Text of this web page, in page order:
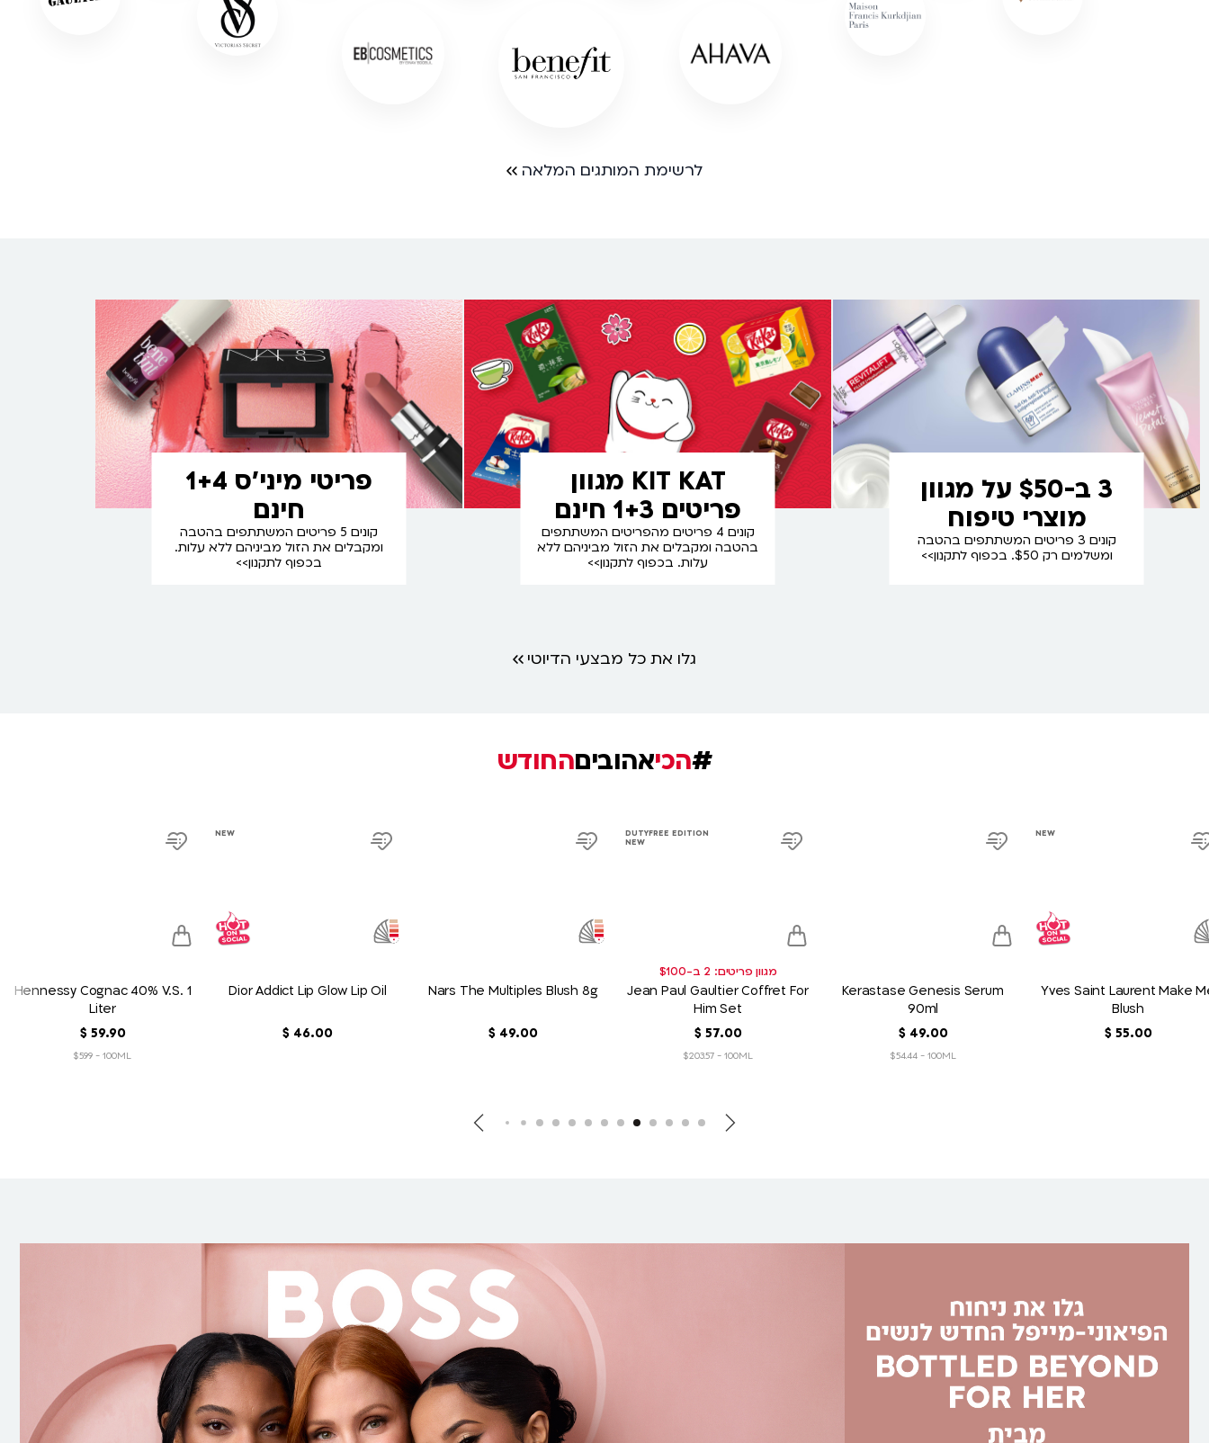
לרשימת המותגים המלאה
3 ב-$50 על מגוון
מוצרי טיפוח
קונים 3 פריטים המשתתפים בהטבה
ומשלמים רק $50. בכפוף לתקנון>>
KIT KAT מגוון
פריטים 1+3 חינם
קונים 4 פריטים מהפריטים המשתתפים
בהטבה ומקבלים את הזול מביניהם ללא
עלות. בכפוף לתקנון>>
פריטי מיני'ס 1+4
חינם
קונים 5 פריטים המשתתפים בהטבה
ומקבלים את הזול מביניהם ללא עלות.
בכפוף לתקנון>>
גלו את כל מבצעי הדיוטי
#הכיאהוביםהחודש
Add
Hennessy Cognac 40% V.S. 1
Liter
59.90
$
$5.99 - 100ML
NEW
product
Add
Dior Addict Lip Glow Lip Oil
46.00
$
Add
Nars The Multiples Blush 8g
49.00
$
DUTYFREE EDITION
NEW
product
link
Add
מגוון פריטים: 2 ב-$100
Jean Paul Gaultier Coffret For
Him Set
57.00
$
$203.57 - 100ML
Add
Kerastase Genesis Serum
90ml
49.00
$
$54.44 - 100ML
NEW
product
Yves Saint Laurent Make
Blush
55.00
$